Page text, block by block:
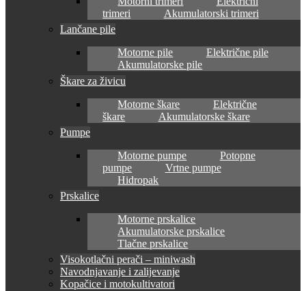
trimeri
Akumulatorski trimeri
Lančane pile
Motorne pile
Električne pile
Akumulatorske pile
Škare za živicu
Motorne škare
Električne
škare
Akumulatorske škare
Pumpe
Motorne pumpe
Potopne
pumpe
Vrtne pumpe
Hidropak
Prskalice
Motorne prskalice
Akumulatorske prskalice
Tlačne prskalice
Visokotlačni perači – miniwash
Navodnjavanje i zalijevanje
Kopačice i motokultivatori